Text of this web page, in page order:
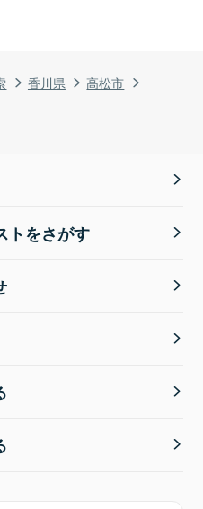
香川県
高松市
トをさがす